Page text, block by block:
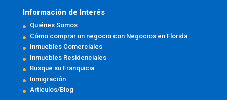
Información de Interés
Quiénes Somos
Cómo comprar un negocio con Negocios en Florida
Inmuebles Comerciales
Inmuebles Residenciales
Busque su Franquicia
Inmigración
Articulos/Blog